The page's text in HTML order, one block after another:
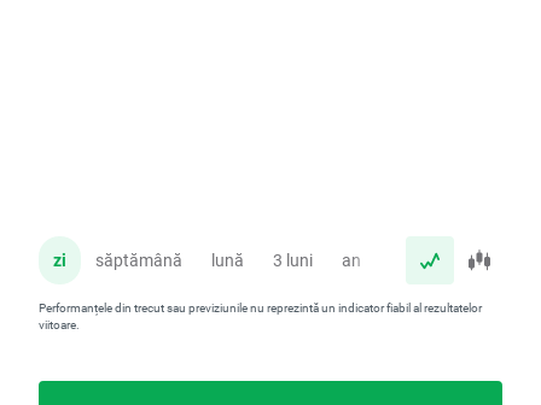
zi săptămână lună 3 luni an
Performanțele din trecut sau previziunile nu reprezintă un indicator fiabil al rezultatelor
viitoare.